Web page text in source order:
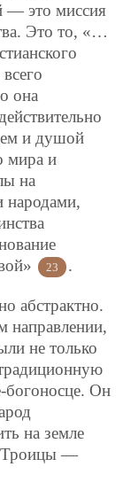
— это миссия
Это то, «…
она
и душой
мира и
на
народами,
23 .
абстрактно.
направлении,
не только
богоносце. Он
на земле
Троицы —